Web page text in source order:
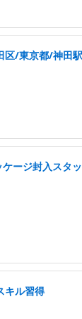
区/東京都/神田駅
ージ封入スタ
キル習得